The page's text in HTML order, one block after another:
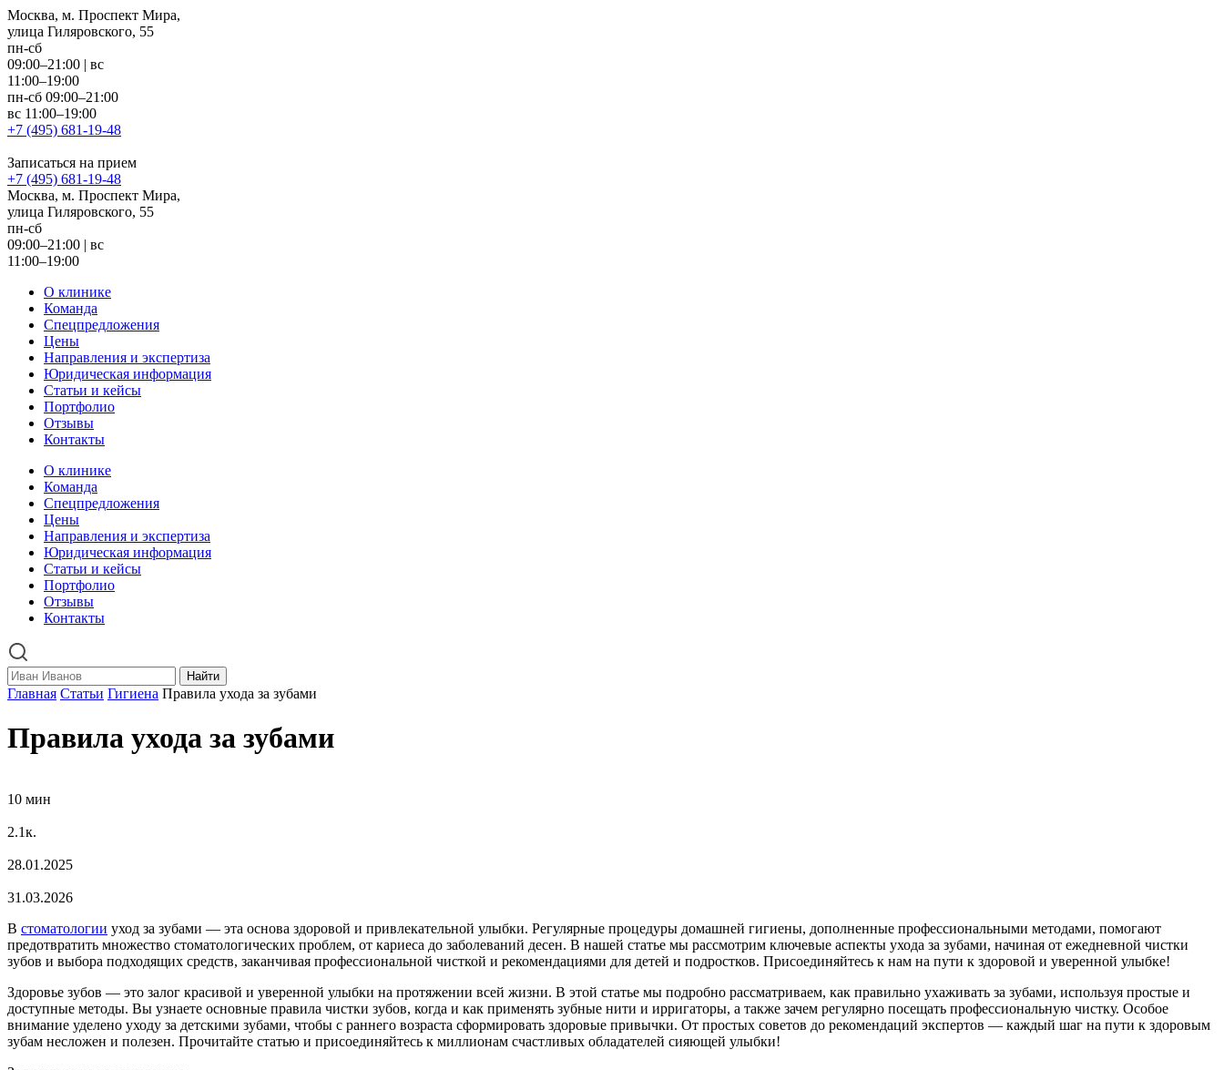
Москва, м. Проспект Мира,
улица Гиляровского, 55
пн-сб
09:00–21:00 | вс
11:00–19:00
пн-сб 09:00–21:00
вс 11:00–19:00
+7 (495) 681-19-48
Записаться на прием
+7 (495) 681-19-48
Москва, м. Проспект Мира,
улица Гиляровского, 55
пн-сб
09:00–21:00 | вс
11:00–19:00
О клинике
Команда
Спецпредложения
Цены
Направления и экспертиза
Юридическая информация
Статьи и кейсы
Портфолио
Отзывы
Контакты
О клинике
Команда
Спецпредложения
Цены
Направления и экспертиза
Юридическая информация
Статьи и кейсы
Портфолио
Отзывы
Контакты
Найти
Главная Статьи Гигиена Правила ухода за зубами
Правила ухода за зубами
10 мин
2.1к.
28.01.2025
31.03.2026
В стоматологии уход за зубами — эта основа здоровой и привлекательной улыбки. Регулярные процедуры домашней гигиены, дополненные профессиональными методами, помогают
предотвратить множество стоматологических проблем, от кариеса до заболеваний десен. В нашей статье мы рассмотрим ключевые аспекты ухода за зубами, начиная от ежедневной чистки
зубов и выбора подходящих средств, заканчивая профессиональной чисткой и рекомендациями для детей и подростков. Присоединяйтесь к нам на пути к здоровой и уверенной улыбке!
Здоровье зубов — это залог красивой и уверенной улыбки на протяжении всей жизни. В этой статье мы подробно рассматриваем, как правильно ухаживать за зубами, используя простые и
доступные методы. Вы узнаете основные правила чистки зубов, когда и как применять зубные нити и ирригаторы, а также зачем регулярно посещать профессиональную чистку. Особое
внимание уделено уходу за детскими зубами, чтобы с раннего возраста сформировать здоровые привычки. От простых советов до рекомендаций экспертов — каждый шаг на пути к здоровым
зубам несложен и полезен. Прочитайте статью и присоединяйтесь к миллионам счастливых обладателей сияющей улыбки!